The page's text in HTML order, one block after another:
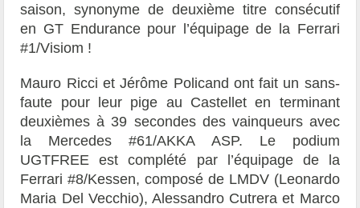
saison, synonyme de deuxième titre consécutif
en GT Endurance pour l’équipage de la Ferrari
#1/Visiom !
Mauro Ricci et Jérôme Policand ont fait un sans-
faute pour leur pige au Castellet en terminant
deuxièmes à 39 secondes des vainqueurs avec
la Mercedes #61/AKKA ASP. Le podium
UGTFREE est complété par l’équipage de la
Ferrari #8/Kessen, composé de LMDV (Leonardo
Maria Del Vecchio), Alessandro Cutrera et Marco